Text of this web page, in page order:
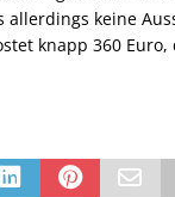
allerdings keine
knapp 360